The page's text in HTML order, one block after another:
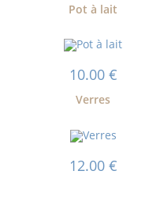
Pot à lait
10.00 €
Verres
12.00 €